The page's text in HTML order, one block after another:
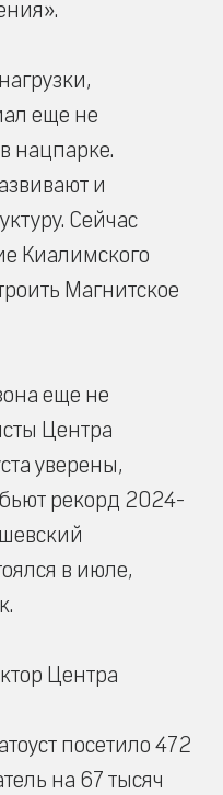
еще не
нацпарке.
и
Сейчас
Киалимского
Магнитское
еще не
Центра
уверены,
рекорд 2024-
в июле,
Центра
посетило 472
на 67 тысяч